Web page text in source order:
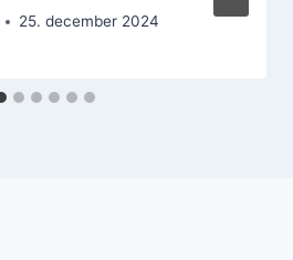
25. december 2024